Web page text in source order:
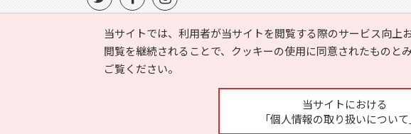
当サイトでは、利用者が当サイトを閲覧する際のサービス向
閲覧を継続されることで、クッキーの使用に同意されたものと
ご覧ください。
当サイトにおける
「個人情報の取り扱いについ